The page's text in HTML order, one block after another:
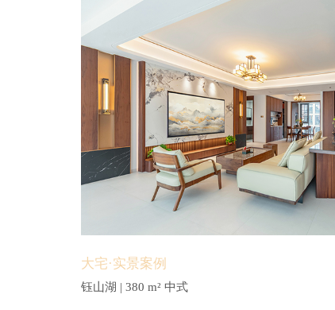
大宅·实景案例
钰山湖 | 380 m² 中式